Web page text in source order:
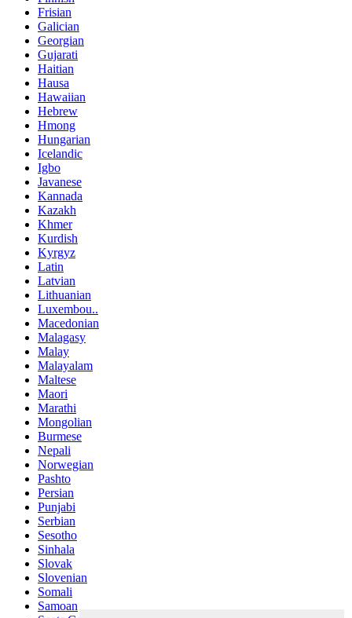
Frisian
Galician
Georgian
Gujarati
Haitian
Hausa
Hawaiian
Hebrew
Hmong
Hungarian
Icelandic
Igbo
Javanese
Kannada
Kazakh
Khmer
Kurdish
Kyrgyz
Latin
Latvian
Lithuanian
Luxembou..
Macedonian
Malagasy
Malay
Malayalam
Maltese
Maori
Marathi
Mongolian
Burmese
Nepali
Norwegian
Pashto
Persian
Punjabi
Serbian
Sesotho
Sinhala
Slovak
Slovenian
Somali
Samoan